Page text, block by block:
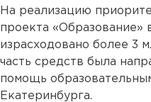
На реализацию
проекта «Образование»
израсходовано более 3
часть средств была
помощь
Екатеринбурга.